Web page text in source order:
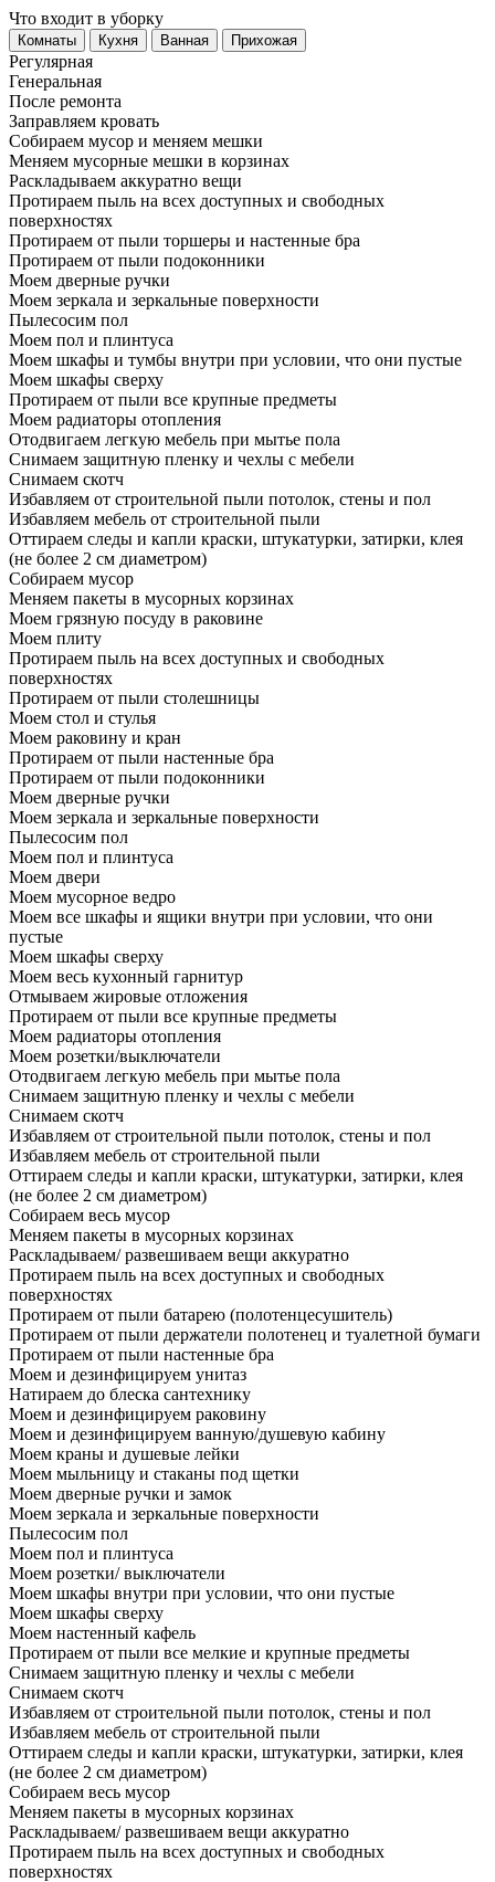
Что входит в уборку
Регу­лярная
Гене­ральная
После ремонта
Заправляем кровать
Собираем мусор и меняем мешки
Меняем мусорные мешки в корзинах
Раскладываем аккуратно вещи
Протираем пыль на всех доступных и свободных
поверхностях
Протираем от пыли торшеры и настенные бра
Протираем от пыли подоконники
Моем дверные ручки
Моем зеркала и зеркальные поверхности
Пылесосим пол
Моем пол и плинтуса
Моем шкафы и тумбы внутри при условии, что они пустые
Моем шкафы сверху
Протираем от пыли все крупные предметы
Моем радиаторы отопления
Отодвигаем легкую мебель при мытье пола
Снимаем защитную пленку и чехлы с мебели
Снимаем скотч
Избавляем от строительной пыли потолок, стены и пол
Избавляем мебель от строительной пыли
Оттираем следы и капли краски, штукатурки, затирки, клея
(не более 2 см диаметром)
Собираем мусор
Меняем пакеты в мусорных корзинах
Моем грязную посуду в раковине
Моем плиту
Протираем пыль на всех доступных и свободных
поверхностях
Протираем от пыли столешницы
Моем стол и стулья
Моем раковину и кран
Протираем от пыли настенные бра
Протираем от пыли подоконники
Моем дверные ручки
Моем зеркала и зеркальные поверхности
Пылесосим пол
Моем пол и плинтуса
Моем двери
Моем мусорное ведро
Моем все шкафы и ящики внутри при условии, что они
пустые
Моем шкафы сверху
Моем весь кухонный гарнитур
Отмываем жировые отложения
Протираем от пыли все крупные предметы
Моем радиаторы отопления
Моем розетки/выключатели
Отодвигаем легкую мебель при мытье пола
Снимаем защитную пленку и чехлы с мебели
Снимаем скотч
Избавляем от строительной пыли потолок, стены и пол
Избавляем мебель от строительной пыли
Оттираем следы и капли краски, штукатурки, затирки, клея
(не более 2 см диаметром)
Собираем весь мусор
Меняем пакеты в мусорных корзинах
Раскладываем/ развешиваем вещи аккуратно
Протираем пыль на всех доступных и свободных
поверхностях
Протираем от пыли батарею (полотенцесушитель)
Протираем от пыли держатели полотенец и туалетной бумаги
Протираем от пыли настенные бра
Моем и дезинфицируем унитаз
Натираем до блеска сантехнику
Моем и дезинфицируем раковину
Моем и дезинфицируем ванную/душевую кабину
Моем краны и душевые лейки
Моем мыльницу и стаканы под щетки
Моем дверные ручки и замок
Моем зеркала и зеркальные поверхности
Пылесосим пол
Моем пол и плинтуса
Моем розетки/ выключатели
Моем шкафы внутри при условии, что они пустые
Моем шкафы сверху
Моем настенный кафель
Протираем от пыли все мелкие и крупные предметы
Снимаем защитную пленку и чехлы с мебели
Снимаем скотч
Избавляем от строительной пыли потолок, стены и пол
Избавляем мебель от строительной пыли
Оттираем следы и капли краски, штукатурки, затирки, клея
(не более 2 см диаметром)
Собираем весь мусор
Меняем пакеты в мусорных корзинах
Раскладываем/ развешиваем вещи аккуратно
Протираем пыль на всех доступных и свободных
поверхностях